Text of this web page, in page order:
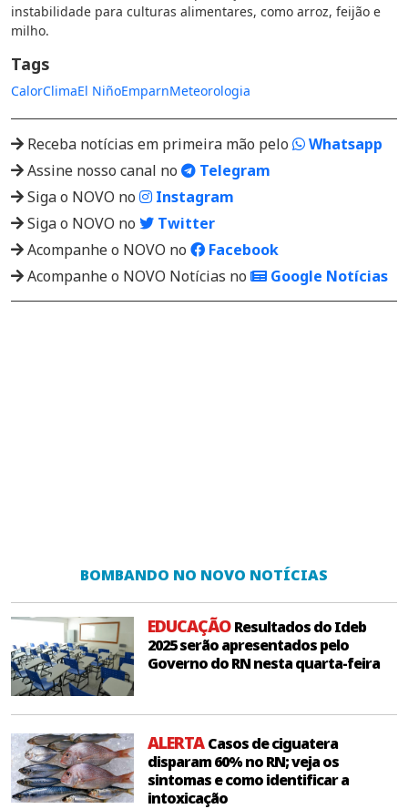
instabilidade para culturas alimentares, como arroz, feijão e
milho.
Tags
CalorClimaEl NiñoEmparnMeteorologia
Receba notícias em primeira mão pelo
Whatsapp
Assine nosso canal no
Telegram
Siga o NOVO no
Instagram
Siga o NOVO no
Twitter
Acompanhe o NOVO no
Facebook
Acompanhe o NOVO Notícias no
Google Notícias
BOMBANDO NO NOVO NOTÍCIAS
EDUCAÇÃOResultados do Ideb
2025 serão apresentados pelo
Governo do RN nesta quarta-feira
ALERTACasos de ciguatera
disparam 60% no RN; veja os
sintomas e como identificar a
intoxicação